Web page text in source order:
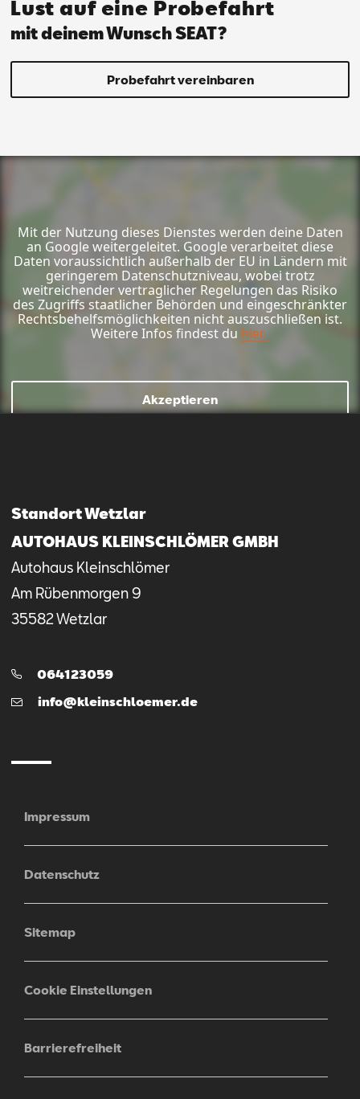
Lust auf eine Probefahrt
mit deinem Wunsch SEAT?
Probefahrt vereinbaren
Mit der Nutzung dieses Dienstes werden deine Daten
an Google weitergeleitet. Google verarbeitet diese
Daten voraussichtlich außerhalb der EU in Ländern mit
geringerem Datenschutzniveau, wobei trotz
weitreichender vertraglicher Regelungen das Risiko
des Zugriffs staatlicher Behörden und eingeschränkter
Rechtsbehelfsmöglichkeiten nicht auszuschließen ist.
Weitere Infos findest du hier.
Akzeptieren
Standort Wetzlar
AUTOHAUS KLEINSCHLÖMER GMBH
Autohaus Kleinschlömer
Am Rübenmorgen9
35582Wetzlar
Telefon:
064123059
E-
info@kleinschloemer.de
Impressum
Datenschutz
Sitemap
Cookie Einstellungen
Barrierefreiheit